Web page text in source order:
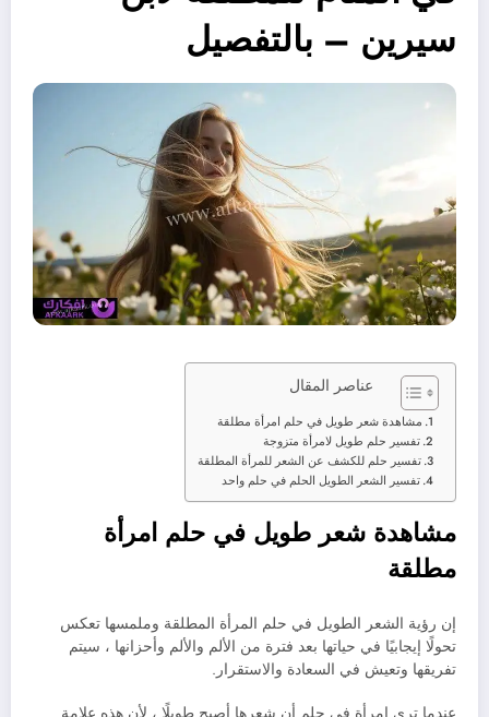
سيرين – بالتفصيل
عناصر المقال
مشاهدة شعر طويل في حلم امرأة مطلقة
تفسير حلم طويل لامرأة متزوجة
تفسير حلم للكشف عن الشعر للمرأة المطلقة
تفسير الشعر الطويل الحلم في حلم واحد
مشاهدة شعر طويل في حلم امرأة
مطلقة
إن رؤية الشعر الطويل في حلم المرأة المطلقة وملمسها تعكس
تحولًا إيجابيًا في حياتها بعد فترة من الألم والألم وأحزانها ، سيتم
تفريقها وتعيش في السعادة والاستقرار.